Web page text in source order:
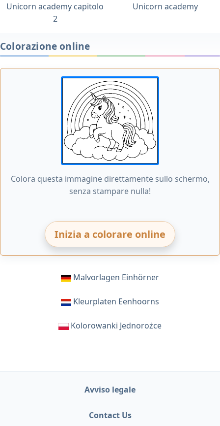
Unicorn academy capitolo
2
Unicorn academy
Colorazione online
Colora questa immagine direttamente sullo schermo,
senza stampare nulla!
Inizia a colorare online
Malvorlagen Einhörner
Kleurplaten Eenhoorns
Kolorowanki Jednorożce
Avviso legale
Contact Us